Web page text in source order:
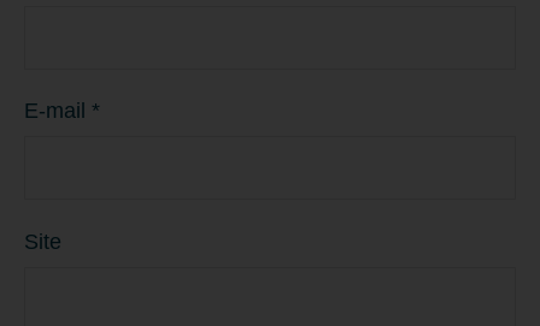
E-mail *
Site